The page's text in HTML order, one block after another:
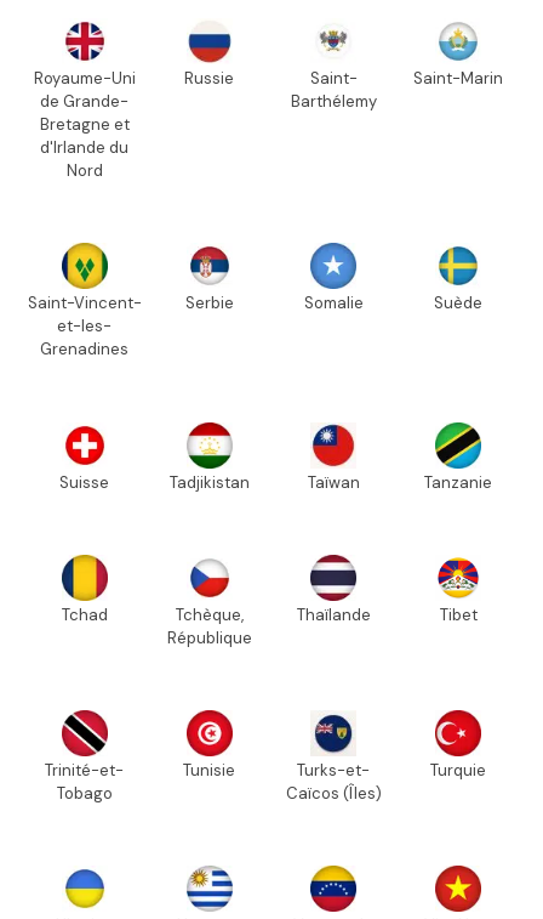
Royaume-Uni
de Grande-
Bretagne et
d'Irlande du
Nord
Russie
Saint-
Barthélemy
Saint-Marin
Saint-Vincent-
et-les-
Grenadines
Serbie Somalie Suède
Suisse Tadjikistan Taïwan Tanzanie
Tchad
Tchèque,
République
Thaïlande Tibet
Trinité-et-
Tobago
Tunisie
Turks-et-
Caïcos (Îles)
Turquie